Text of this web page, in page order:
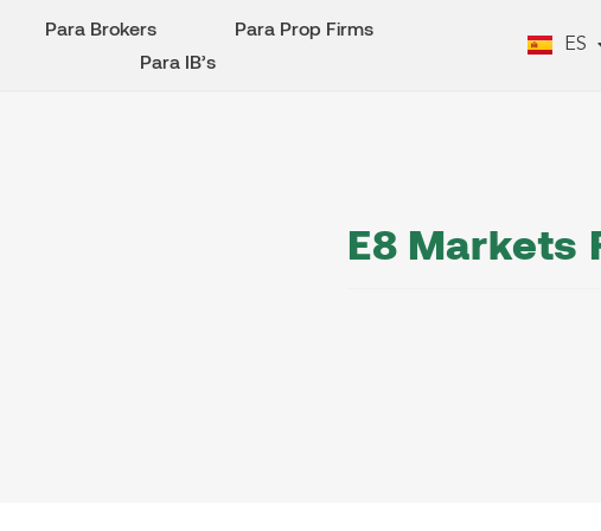
Para Brokers
Para Prop Firms
Para IB’s
ES
PT
E8 Markets